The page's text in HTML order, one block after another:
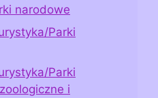
narodowe
Parki
Parki
i